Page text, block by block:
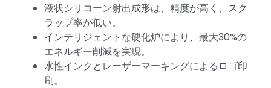
液状シリコーン射出成形は、精度が高く、スク
ラップ率が低い。
インテリジェントな硬化炉により、最大30%の
エネルギー削減を実現。
水性インクとレーザーマーキングによるロゴ印
刷。